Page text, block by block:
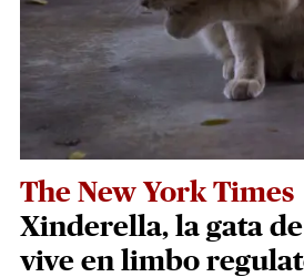
The New York Times
Xinderella, la gata
vive en limbo